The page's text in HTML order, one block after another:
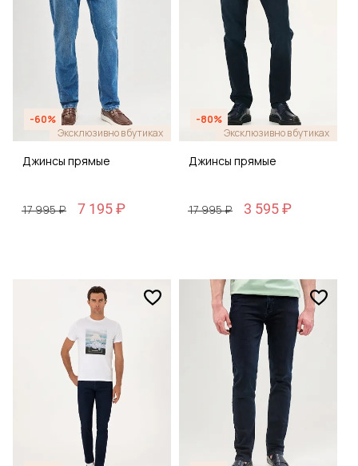
-60%
Эксклюзивно в бутиках
Джинсы прямые
17 995 ₽ 7 195 ₽
-80%
Эксклюзивно в бутиках
Джинсы прямые
17 995 ₽ 3 595 ₽